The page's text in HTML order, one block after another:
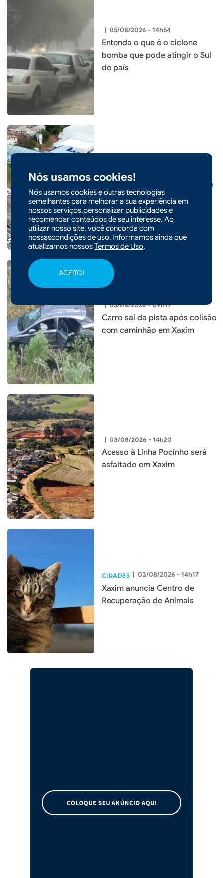
Nós usamos cookies!
Nós usamos cookies e outras tecnologias
semelhantes para melhorar a sua experiência em
nossos serviços,personalizar publicidades e
recomendar conteúdos de seu interesse. Ao
utilizar nosso site, você concorda com
nossascondições de uso. Informamos ainda que
atualizamos nossosTermos de Uso.
ACEITO!
| 05/08/2026 - 14h54
Entenda o que é o ciclone
bomba que pode atingir o Sul
do país
Prefeitura de Xaxim inaugura
nova Escola Santa Terezinha e
entrega o maior investimento
em educação da história do
município
| 05/08/2026 - 09h17
Carro sai da pista após colisão
com caminhão em Xaxim
03/08/2026 - 14h20
Acesso à Linha Pocinho será
asfaltado em Xaxim
CIDADES 03/08/2026 - 14h17
Xaxim anuncia Centro de
Recuperação de Animais